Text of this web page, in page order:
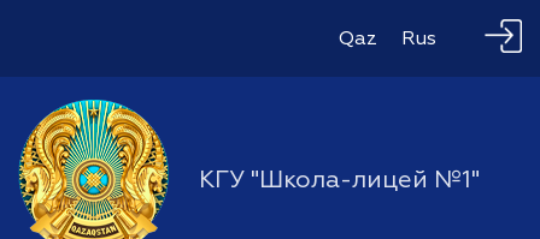
Qaz Rus
КГУ "Школа-лицей №1"